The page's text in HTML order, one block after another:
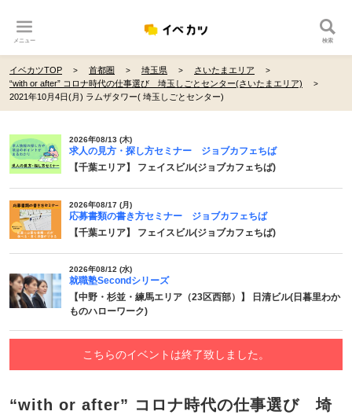
メニュー 検索
イベカツTOP 首都圏 埼玉県
さいたまエリア
“with or after” コロナ時代の仕事選び 埼玉しごとセンター(さいたまエリア)
2021年10月4日(月) ラムザタワー( 埼玉しごとセンター)
2026年08/13 (木)
求人の見方・探し方セミナー ジョブカフェちば
【千葉エリア】 フェイスビル(ジョブカフェちば)
2026年08/17 (月)
応募書類の書き方セミナー ジョブカフェちば
【千葉エリア】 フェイスビル(ジョブカフェちば)
2026年08/12 (水)
就職塾Secondシリーズ
【中野・杉並・練馬エリア（23区西部）】 日清ビル(日暮里わか
ものハローワーク)
こちらのイベントは終了致しました。
“with or after” コロナ時代の仕事選び 埼